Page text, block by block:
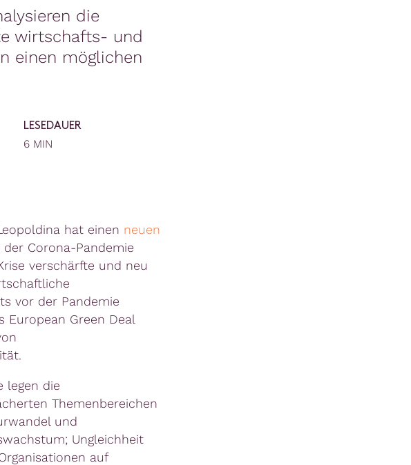
die
wirtschafts- und
einen möglichen
LESEDAUER
6 MIN
hat einen neuen
Corona-Pandemie
verschärfte und neu
vor der Pandemie
Green Deal
legen die
Themenbereichen
und
Ungleichheit
auf